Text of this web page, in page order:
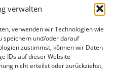
verwalten
verwenden wir Technologien wie
speichern und/oder darauf
zustimmst, können wir Daten
IDs auf dieser Website
nicht erteilst oder zurückziehst,
können
Entwicklung
sorgen. Die Bürger
von einer gepflegten